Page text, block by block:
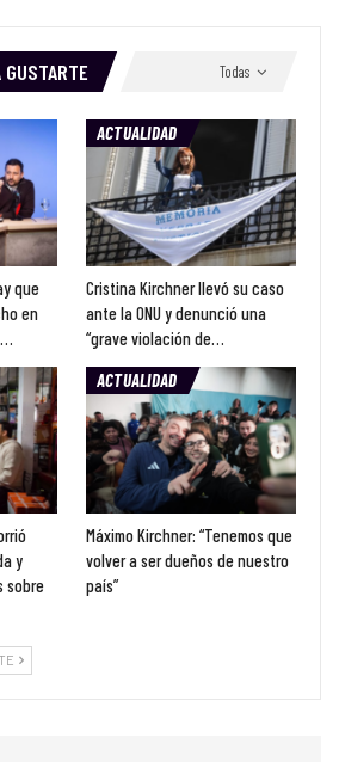
Todas
que
en
ACTUALIDAD
Cristina Kirchner llevó su caso
ante la ONU y denunció una
“grave violación de…
y
sobre
ACTUALIDAD
Máximo Kirchner: “Tenemos que
volver a ser dueños de nuestro
país”